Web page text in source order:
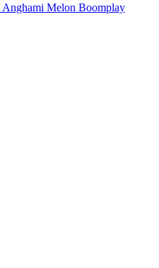
Anghami Melon Boomplay